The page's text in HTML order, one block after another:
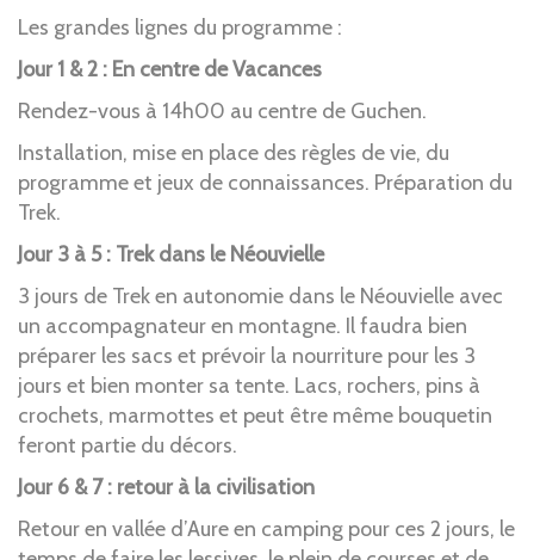
Les grandes lignes du programme :
Jour 1 & 2 : En centre de Vacances
Rendez-vous à 14h00 au centre de Guchen.
Installation, mise en place des règles de vie, du
programme et jeux de connaissances. Préparation du
Trek.
Jour 3 à 5 : Trek dans le Néouvielle
3 jours de Trek en autonomie dans le Néouvielle avec
un accompagnateur en montagne. Il faudra bien
préparer les sacs et prévoir la nourriture pour les 3
jours et bien monter sa tente. Lacs, rochers, pins à
crochets, marmottes et peut être même bouquetin
feront partie du décors.
Jour 6 & 7 : retour à la civilisation
Retour en vallée d’Aure en camping pour ces 2 jours, le